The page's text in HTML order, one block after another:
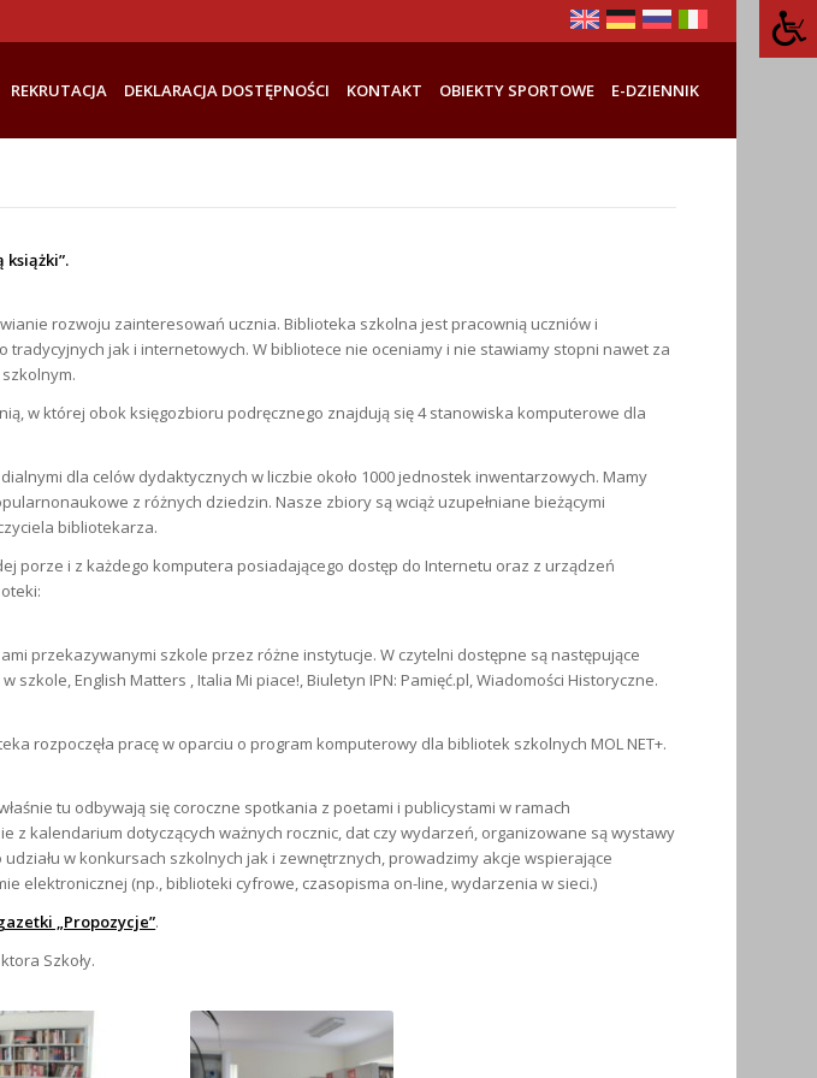
REKRUTACJA DEKLARACJA DOSTĘPNOŚCI KONTAKT OBIEKTY SPORTOWE E-DZIENNIK
książki”.
rozwoju zainteresowań ucznia. Biblioteka szkolna jest pracownią uczniów i
tradycyjnych jak i internetowych. W bibliotece nie oceniamy i nie stawiamy stopni nawet za
w której obok księgozbioru podręcznego znajdują się 4 stanowiska komputerowe dla
dla celów dydaktycznych w liczbie około 1000 jednostek inwentarzowych. Mamy
z różnych dziedzin. Nasze zbiory są wciąż uzupełniane bieżącymi
bibliotekarza.
porze i z każdego komputera posiadającego dostęp do Internetu oraz z urządzeń
przekazywanymi szkole przez różne instytucje. W czytelni dostępne są następujące
English Matters , Italia Mi piace!, Biuletyn IPN: Pamięć.pl, Wiadomości Historyczne.
rozpoczęła pracę w oparciu o program komputerowy dla bibliotek szkolnych MOL NET+.
tu odbywają się coroczne spotkania z poetami i publicystami w ramach
z kalendarium dotyczących ważnych rocznic, dat czy wydarzeń, organizowane są wystawy
w konkursach szkolnych jak i zewnętrznych, prowadzimy akcje wspierające
elektronicznej (np., biblioteki cyfrowe, czasopisma on-line, wydarzenia w sieci.)
„Propozycje”.
Szkoły.